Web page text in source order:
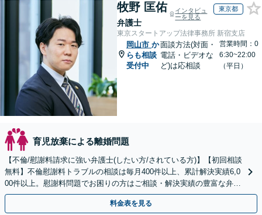
牧野 匡佑
弁護士
インタビュ
ーを見る
東京都
東京スタートアップ法律事務所 新宿支店
岡山市 か
らも相談
受付中
面談方法(対面・
電話・ビデオな
ど)は応相談
営業時間：0
6:30~22:00
（平日）
育児放棄による離婚問題
【不倫/慰謝料請求に強い弁護士(したい方/されている方)】【初回相談
無料】不倫慰謝料トラブルの相談は毎月400件以上、累計解決実績6,0
00件以上。慰謝料問題でお困りの方はご相談・解決実績の豊富な弁護
士による無料相談をご利用ください。
料金表を見る